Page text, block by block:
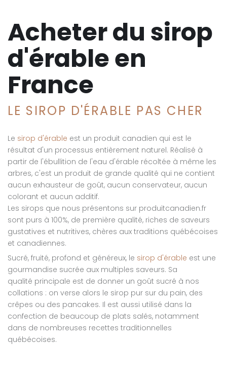
Acheter du sirop
d'érable en
France
LE SIROP D'ÉRABLE PAS CHER
Le sirop d'érable est un produit canadien qui est le
résultat d'un processus entièrement naturel. Réalisé à
partir de l'ébullition de l'eau d'érable récoltée à même les
arbres, c'est un produit de grande qualité qui ne contient
aucun exhausteur de goût, aucun conservateur, aucun
colorant et aucun additif.
Les sirops que nous présentons sur produitcanadien.fr
sont purs à 100%, de première qualité, riches de saveurs
gustatives et nutritives, chères aux traditions québécoises
et canadiennes.
Sucré, fruité, profond et généreux, le sirop d'érable est une
gourmandise sucrée aux multiples saveurs. Sa
qualité principale est de donner un goût sucré à nos
collations : on verse alors le sirop pur sur du pain, des
crêpes ou des pancakes. Il est aussi utilisé dans la
confection de beaucoup de plats salés, notamment
dans de nombreuses recettes traditionnelles
québécoises.